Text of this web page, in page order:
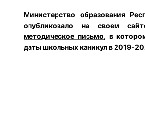
Министерство образования
опубликовало на своем
методическое письмо, в
даты школьных каникул в 2019-